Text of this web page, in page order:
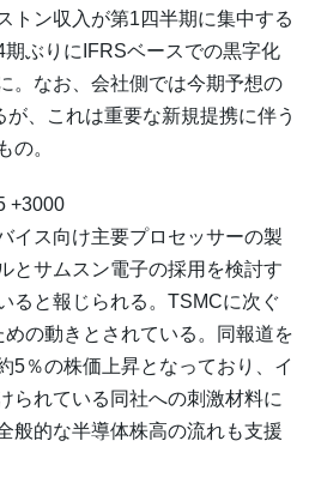
トン収入が第1四半期に集中する
ぶりにIFRSベースでの黒字化
。なお、会社側では今期予想の
が、これは重要な新規提携に伴う
の。
+3000
イス向け主要プロセッサーの製
とサムスン電子の採用を検討す
ると報じられる。TSMCに次ぐ
の動きとされている。同報道を
5％の株価上昇となっており、イ
られている同社への刺激材料に
般的な半導体株高の流れも支援